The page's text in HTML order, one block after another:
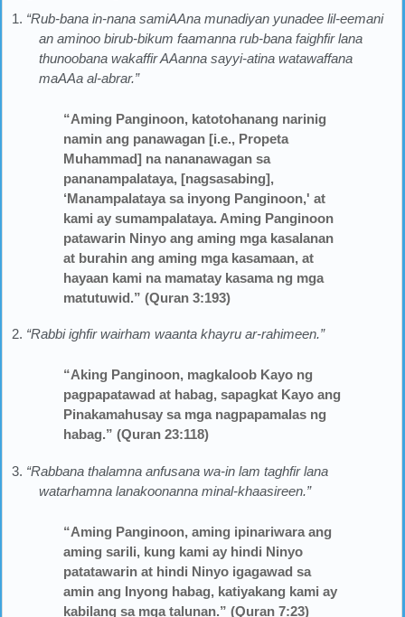
1. “Rub-bana in-nana samiAAna munadiyan yunadee lil-eemani
an aminoo birub-bikum faamanna rub-bana faighfir lana
thunoobana wakaffir AAanna sayyi-atina watawaffana
maAAa al-abrar.”
“Aming Panginoon, katotohanang narinig
namin ang panawagan [i.e., Propeta
Muhammad] na nananawagan sa
pananampalataya, [nagsasabing],
‘Manampalataya sa inyong Panginoon,' at
kami ay sumampalataya. Aming Panginoon
patawarin Ninyo ang aming mga kasalanan
at burahin ang aming mga kasamaan, at
hayaan kami na mamatay kasama ng mga
matutuwid.” (Quran 3:193)
2. “Rabbi ighfir wairham waanta khayru ar-rahimeen.”
“Aking Panginoon, magkaloob Kayo ng
pagpapatawad at habag, sapagkat Kayo ang
Pinakamahusay sa mga nagpapamalas ng
habag.” (Quran 23:118)
3. “Rabbana thalamna anfusana wa-in lam taghfir lana
watarhamna lanakoonanna minal-khaasireen.”
“Aming Panginoon, aming ipinariwara ang
aming sarili, kung kami ay hindi Ninyo
patatawarin at hindi Ninyo igagawad sa
amin ang Inyong habag, katiyakang kami ay
kabilang sa mga talunan.” (Quran 7:23)